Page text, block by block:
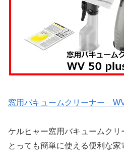
窓用バキュームクリーナー
ケルヒャー窓用バキュームク
とっても簡単に使える便利な家